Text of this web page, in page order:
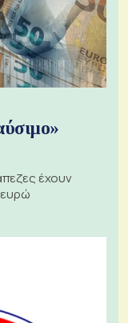
έχουν
ευρώ